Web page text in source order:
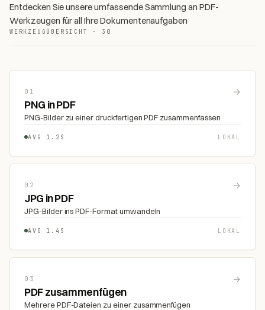
Entdecken Sie unsere umfassende Sammlung an PDF-
Werkzeugen für all Ihre Dokumentenaufgaben
WERKZEUGÜBERSICHT · 30
01 →
PNG in PDF
PNG-Bilder zu einer druckfertigen PDF zusammenfassen
AVG 1.2S LOKAL
02 →
JPG in PDF
JPG-Bilder ins PDF-Format umwandeln
AVG 1.4S LOKAL
03 →
PDF zusammenfügen
Mehrere PDF-Dateien zu einer zusammenfügen